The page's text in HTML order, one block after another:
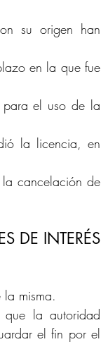
su origen han
en la que fue
para el uso de la
la licencia, en
cancelación de
DE INTERÉS
misma.
que la autoridad
el fin por el